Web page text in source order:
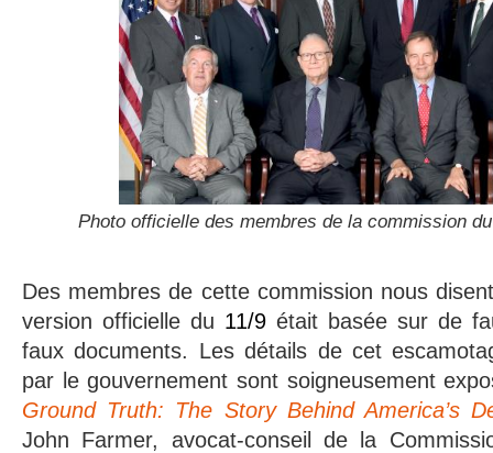
Photo officielle des membres de la commission
Des membres de cette commission nous
version officielle du 11/9 était basée sur de
faux documents. Les détails de cet
par le gouvernement sont soigneusement
Ground Truth: The Story Behind America’s
John Farmer, avocat-conseil de la